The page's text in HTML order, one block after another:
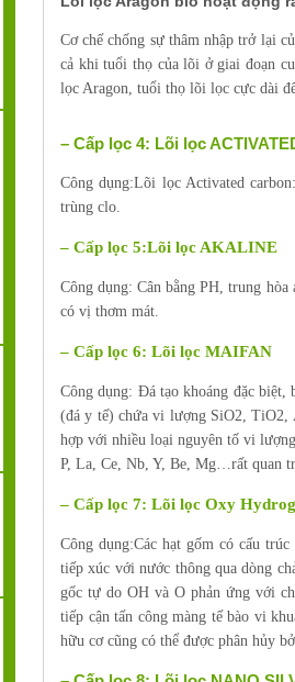
Cơ chế chống sự thâm nhập trở lại
cả khi tuổi thọ của lõi ở giai đoạn
lọc Aragon, tuổi thọ lõi lọc cực dài
– Cấp lọc 4: Lõi lọc
Công dụng:Lõi lọc Activated
trùng clo.
– Cấp lọc 5:Lõi lọc AKALINE
Công dụng: Cân bằng PH, trung
có vị thơm mát.
– Cấp lọc 6: Lõi lọc MAIFAN
Công dụng: Đá tạo khoáng đặc
(đá y tế) chứa vi lượng SiO2, TiO2,
hợp với nhiều loại nguyên tố vi
P, La, Ce, Nb, Y, Be, Mg…rất quan
– Cấp lọc 7: Lõi lọc Oxy
Công dụng:Các hạt gốm có cấu
tiếp xúc với nước thông qua dòng
gốc tự do OH và O phản ứng với
tiếp cận tấn công màng tế bào vi
hữu cơ cũng có thể được phân hủy